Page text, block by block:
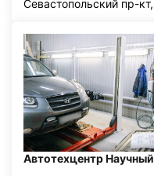
Севастопольский пр-
Автотехцентр Научный